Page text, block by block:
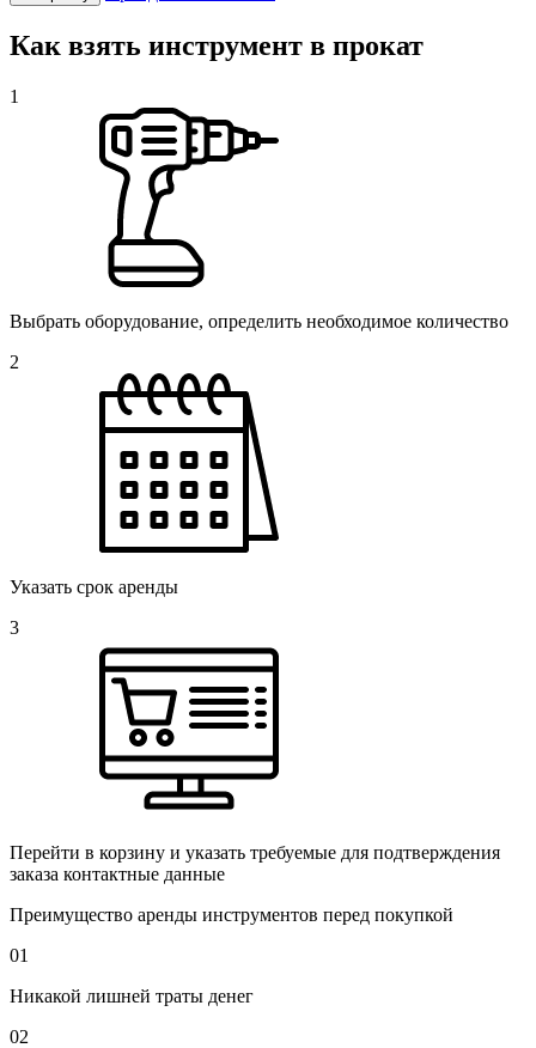
Как взять инструмент в прокат
1
Выбрать оборудование, определить необходимое количество
2
Указать срок аренды
3
Перейти в корзину и указать требуемые для подтверждения
заказа контактные данные
Преимущество аренды инструментов перед покупкой
01
Никакой лишней траты денег
02